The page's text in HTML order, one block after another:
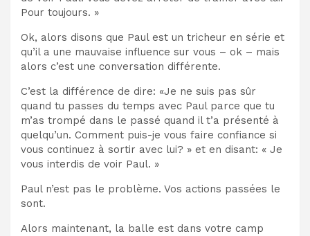
Pour toujours. »
Ok, alors disons que Paul est un tricheur en série et
qu’il a une mauvaise influence sur vous – ok – mais
alors c’est une conversation différente.
C’est la différence de dire: «Je ne suis pas sûr
quand tu passes du temps avec Paul parce que tu
m’as trompé dans le passé quand il t’a présenté à
quelqu’un. Comment puis-je vous faire confiance si
vous continuez à sortir avec lui? » et en disant: « Je
vous interdis de voir Paul. »
Paul n’est pas le problème. Vos actions passées le
sont.
Alors maintenant, la balle est dans votre camp